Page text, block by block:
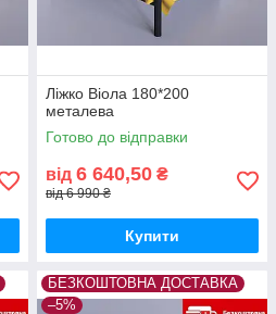
Ліжко Віола 180*200
металева
Готово до відправки
від 6 640,50 ₴
від 6 990 ₴
Купити
БЕЗКОШТОВНА ДОСТАВКА
–5%